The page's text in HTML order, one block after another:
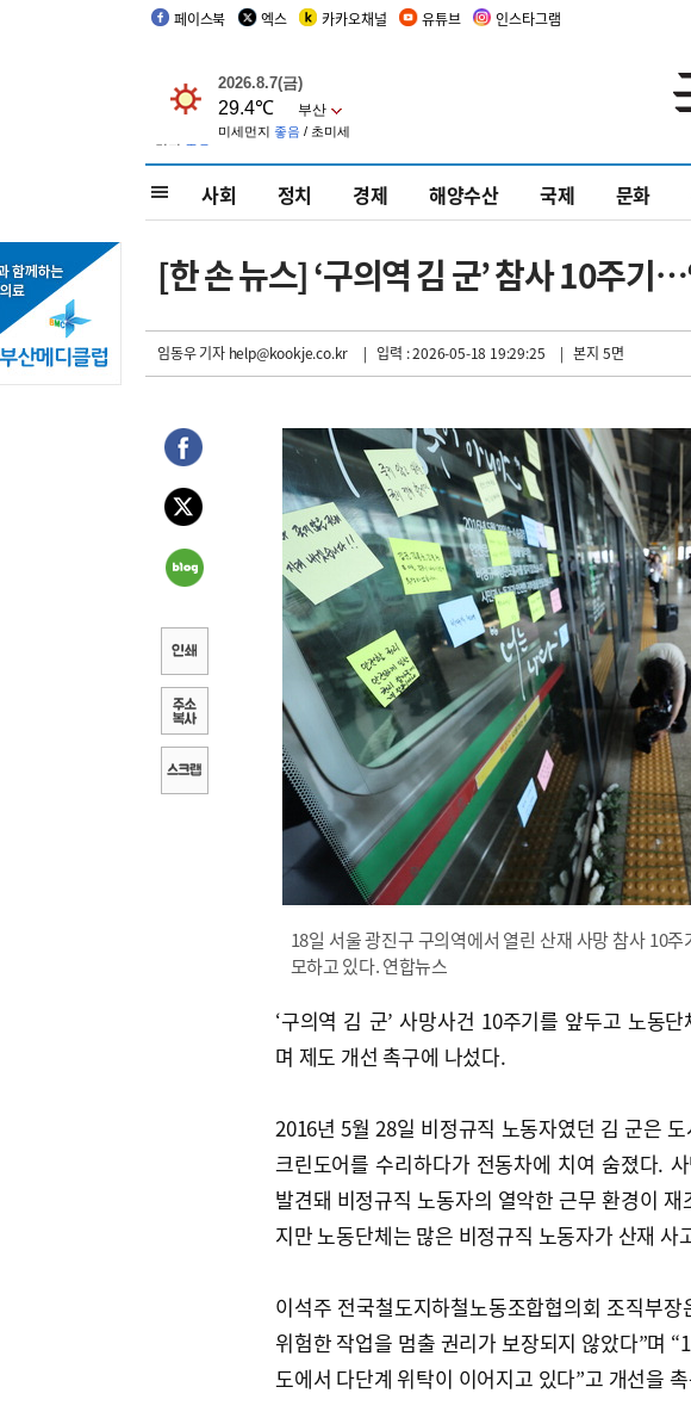
페이스북 엑스 카카오채널 유튜브 인스타그램
사회 정치 경제 해양수산 국제 문화
[한 손 뉴스] ‘구의역 김 군’ 참사 10주기
임동우 기자help@kookje.co.kr | 입력 : 2026-05-18 19:29:25 | 본지 5면
18일 서울 광진구 구의역에서 열린 산재 사망 참사 10
모하고 있다. 연합뉴스
‘구의역 김 군’ 사망사건 10주기를 앞두고 노동
며 제도 개선 촉구에 나섰다.
2016년 5월 28일 비정규직 노동자였던 김 군은
크린도어를 수리하다가 전동차에 치여 숨졌다.
발견돼 비정규직 노동자의 열악한 근무 환경이
지만 노동단체는 많은 비정규직 노동자가 산재 사
이석주 전국철도지하철노동조합협의회 조직부
위험한 작업을 멈출 권리가 보장되지 않았다”며
도에서 다단계 위탁이 이어지고 있다”고 개선을